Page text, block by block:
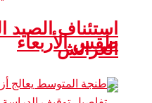
طقس الأربعاء
استئناف الصيد
العرائش